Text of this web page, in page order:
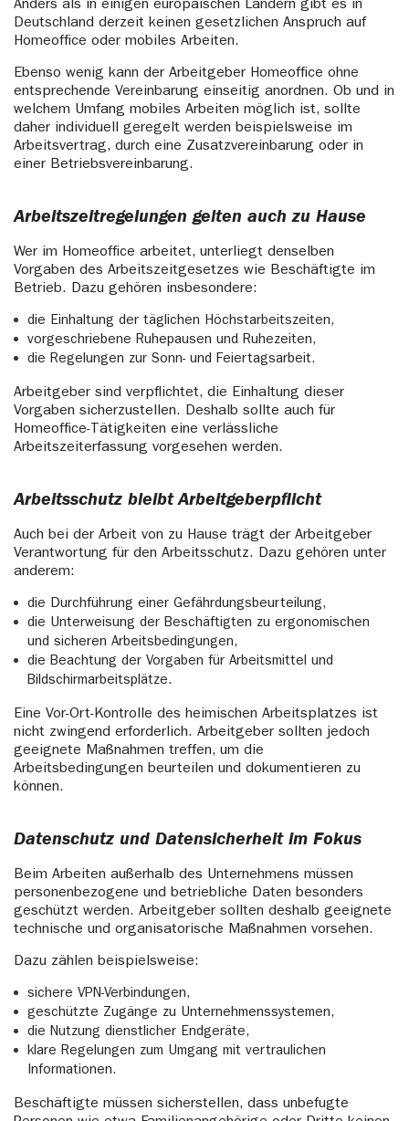
Anders als in einigen europäischen Ländern gibt es in
Deutschland derzeit keinen gesetzlichen Anspruch auf
Homeoffice oder mobiles Arbeiten.
Ebenso wenig kann der Arbeitgeber Homeoffice ohne
entsprechende Vereinbarung einseitig anordnen. Ob und in
welchem Umfang mobiles Arbeiten möglich ist, sollte
daher individuell geregelt werden beispielsweise im
Arbeitsvertrag, durch eine Zusatzvereinbarung oder in
einer Betriebsvereinbarung.
Arbeitszeitregelungen gelten auch zu Hause
Wer im Homeoffice arbeitet, unterliegt denselben
Vorgaben des Arbeitszeitgesetzes wie Beschäftigte im
Betrieb. Dazu gehören insbesondere:
die Einhaltung der täglichen Höchstarbeitszeiten,
vorgeschriebene Ruhepausen und Ruhezeiten,
die Regelungen zur Sonn- und Feiertagsarbeit.
Arbeitgeber sind verpflichtet, die Einhaltung dieser
Vorgaben sicherzustellen. Deshalb sollte auch für
Homeoffice-Tätigkeiten eine verlässliche
Arbeitszeiterfassung vorgesehen werden.
Arbeitsschutz bleibt Arbeitgeberpflicht
Auch bei der Arbeit von zu Hause trägt der Arbeitgeber
Verantwortung für den Arbeitsschutz. Dazu gehören unter
anderem:
die Durchführung einer Gefährdungsbeurteilung,
die Unterweisung der Beschäftigten zu ergonomischen
und sicheren Arbeitsbedingungen,
die Beachtung der Vorgaben für Arbeitsmittel und
Bildschirmarbeitsplätze.
Eine Vor-Ort-Kontrolle des heimischen Arbeitsplatzes ist
nicht zwingend erforderlich. Arbeitgeber sollten jedoch
geeignete Maßnahmen treffen, um die
Arbeitsbedingungen beurteilen und dokumentieren zu
können.
Datenschutz und Datensicherheit im Fokus
Beim Arbeiten außerhalb des Unternehmens müssen
personenbezogene und betriebliche Daten besonders
geschützt werden. Arbeitgeber sollten deshalb geeignete
technische und organisatorische Maßnahmen vorsehen.
Dazu zählen beispielsweise:
sichere VPN-Verbindungen,
geschützte Zugänge zu Unternehmenssystemen,
die Nutzung dienstlicher Endgeräte,
klare Regelungen zum Umgang mit vertraulichen
Informationen.
Beschäftigte müssen sicherstellen, dass unbefugte